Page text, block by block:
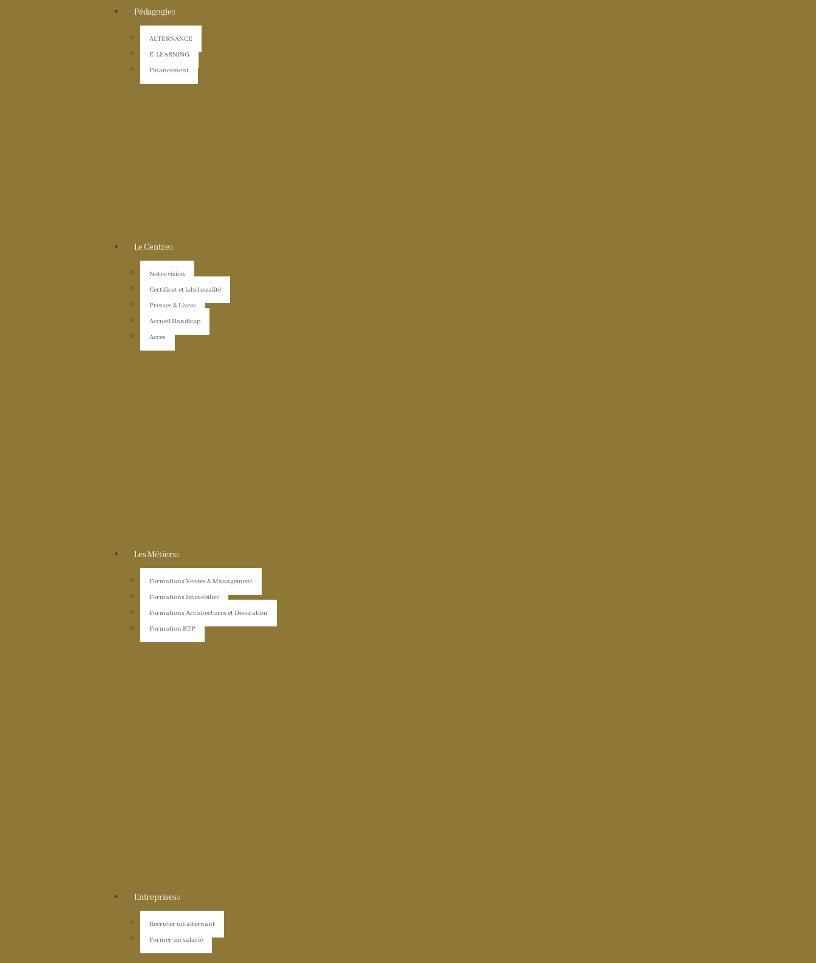
Pédagogie
ALTERNANCE
E-LEARNING
Financement
Le Centre
Notre vision
Certificat et label qualité
Presses & Livres
Accueil Handicap
Accès
Les Métiers
Formations Ventes & Management
Formations Immobilier
Formations Architectures et Décoration
Formation BTP
Entreprises
Recruter un alternant
Former un salarié